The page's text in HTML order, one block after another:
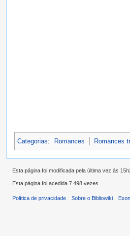
Categorias: Romances Romances
Esta página foi modificada pela última vez às
Esta página foi acedida 7 498 vezes.
Política de privacidade Sobre o Bibliowiki